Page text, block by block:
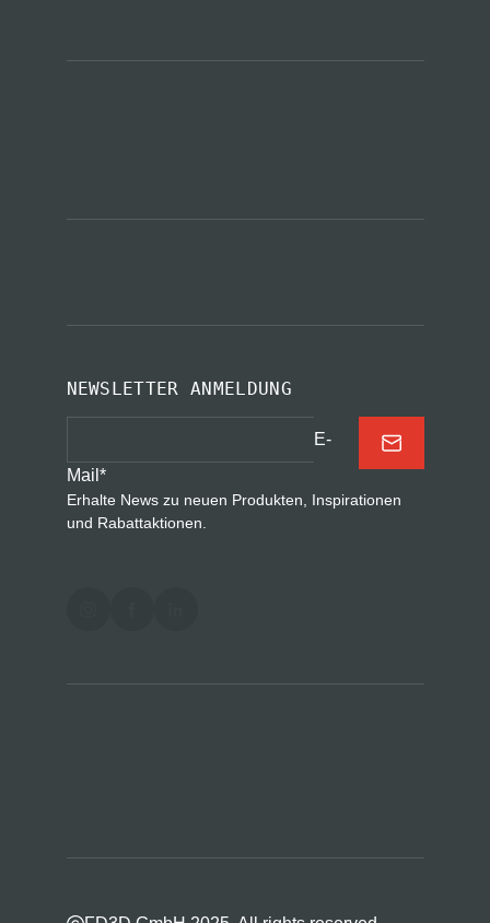
NEWSLETTER ANMELDUNG
E-
Mail *
Erhalte News zu neuen Produkten, Inspirationen
und Rabattaktionen.